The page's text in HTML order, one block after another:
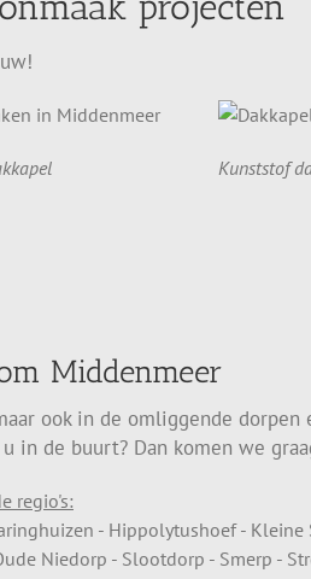
Kunststof
Middenmeer
ook in de omliggende
in de buurt? Dan komen we
regio's:
- Hippolytushoef -
Niedorp - Slootdorp - Smerp -